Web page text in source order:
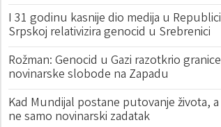
I 31 godinu kasnije dio medija u Republici
Srpskoj relativizira genocid u Srebrenici
Rožman: Genocid u Gazi razotkrio granice
novinarske slobode na Zapadu
Kad Mundijal postane putovanje života, a
ne samo novinarski zadatak